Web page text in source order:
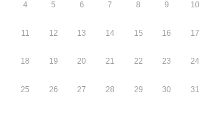
4 5 6 7 8 9 10
11 12 13 14 15 16 17
18 19 20 21 22 23 24
25 26 27 28 29 30 31